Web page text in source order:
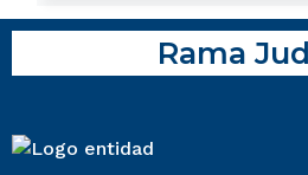
Rama